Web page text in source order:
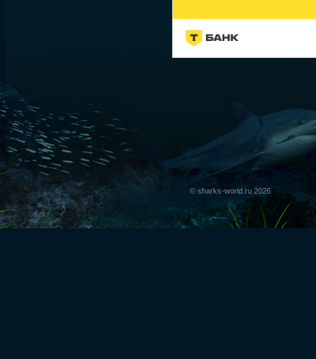
© sharks-world.ru 2026